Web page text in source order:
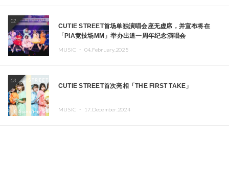
02
CUTIE STREET首场单独演唱会座无虚席，并宣布将在
「PIA竞技场MM」举办出道一周年纪念演唱会
MUSIC ・ 04.February.2025
03
CUTIE STREET首次亮相「THE FIRST TAKE」
MUSIC ・ 17.December.2024